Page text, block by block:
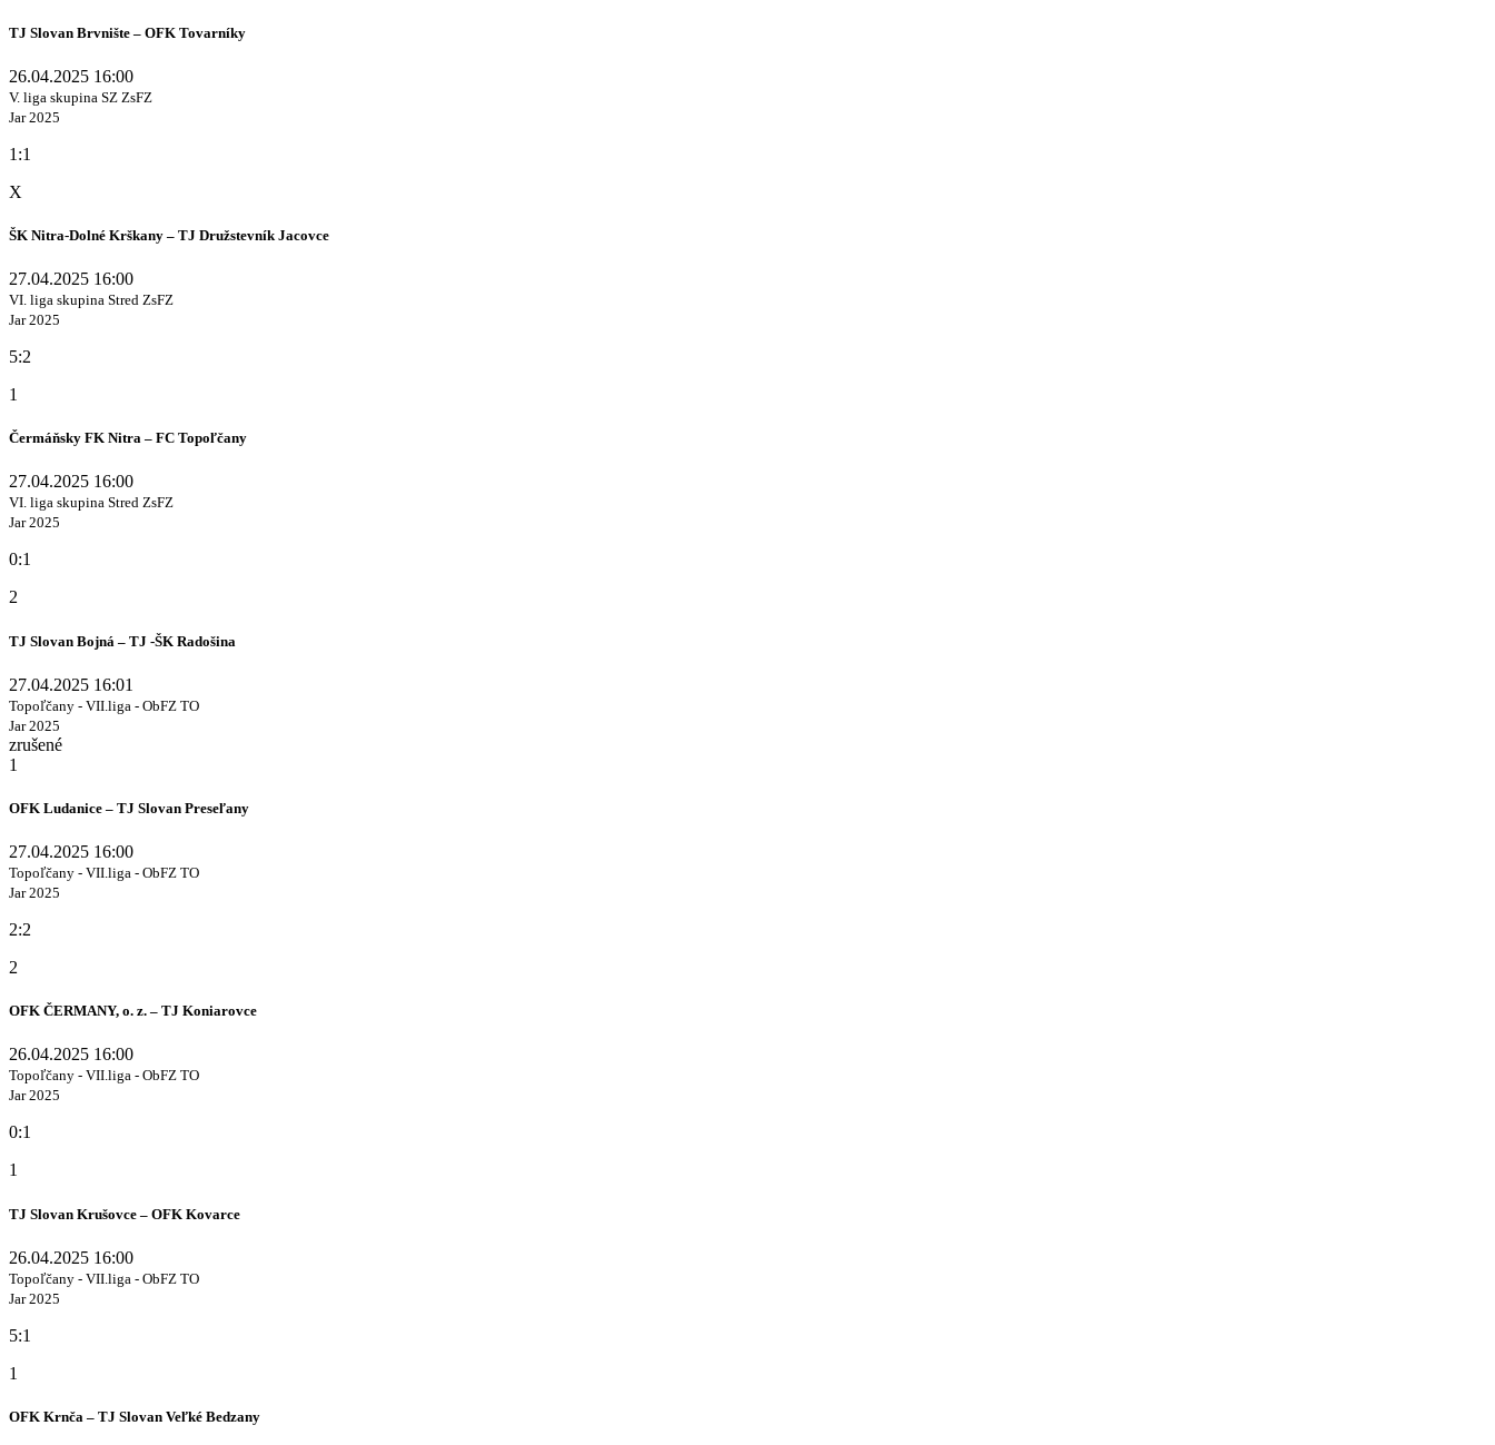
TJ Slovan Brvnište – OFK Tovarníky
26.04.2025 16:00
V. liga skupina SZ ZsFZ
Jar 2025
1:1
X
ŠK Nitra-Dolné Krškany – TJ Družstevník Jacovce
27.04.2025 16:00
VI. liga skupina Stred ZsFZ
Jar 2025
5:2
1
Čermáňsky FK Nitra – FC Topoľčany
27.04.2025 16:00
VI. liga skupina Stred ZsFZ
Jar 2025
0:1
2
TJ Slovan Bojná – TJ -ŠK Radošina
27.04.2025 16:01
Topoľčany - VII.liga - ObFZ TO
Jar 2025
zrušené
1
OFK Ludanice – TJ Slovan Preseľany
27.04.2025 16:00
Topoľčany - VII.liga - ObFZ TO
Jar 2025
2:2
2
OFK ČERMANY, o. z. – TJ Koniarovce
26.04.2025 16:00
Topoľčany - VII.liga - ObFZ TO
Jar 2025
0:1
1
TJ Slovan Krušovce – OFK Kovarce
26.04.2025 16:00
Topoľčany - VII.liga - ObFZ TO
Jar 2025
5:1
1
OFK Krnča – TJ Slovan Veľké Bedzany